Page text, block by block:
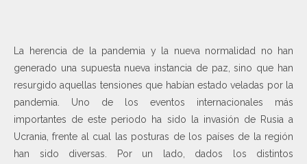
La herencia de la pandemia y la nueva normalidad no han
generado una supuesta nueva instancia de paz, sino que han
resurgido aquellas tensiones que habían estado veladas por la
pandemia. Uno de los eventos internacionales más
importantes de este periodo ha sido la invasión de Rusia a
Ucrania, frente al cual las posturas de los países de la región
han sido diversas. Por un lado, dados los distintos